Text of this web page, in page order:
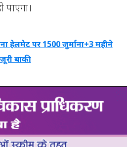
हेलमेट पर 1500 जुर्माना+3 महीने
बाकी